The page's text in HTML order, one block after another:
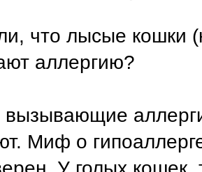
что лысые кошки
аллергию?
вызывающие
Миф о